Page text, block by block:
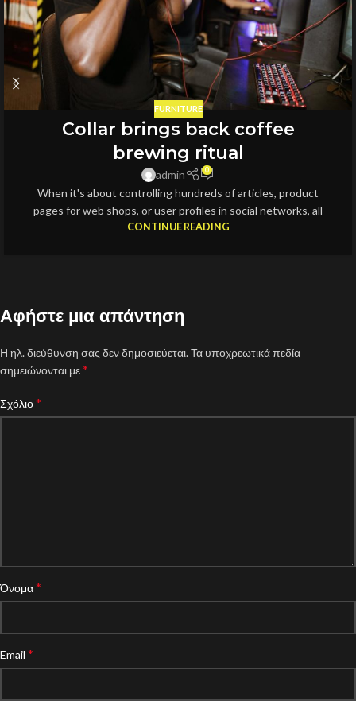
FURNITURE
Collar brings back coffee
brewing ritual
admin 0
When it's about controlling hundreds of articles, product
pages for web shops, or user profiles in social networks, all
CONTINUE READING
Αφήστε μια απάντηση
Η ηλ. διεύθυνση σας δεν δημοσιεύεται.Τα υποχρεωτικά πεδία
σημειώνονται με*
Σχόλιο*
Όνομα*
Email *